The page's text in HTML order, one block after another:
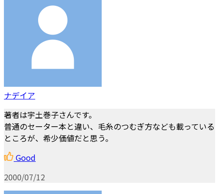
ナデイア
著者は宇土巻子さんです。
普通のセーター本と違い、毛糸のつむぎ方なども載っている
ところが、希少価値だと思う。
Good
2000/07/12